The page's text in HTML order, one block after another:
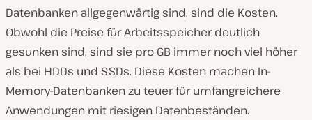
Datenbanken allgegenwärtig sind, sind die Kosten.
Obwohl die Preise für Arbeitsspeicher deutlich
gesunken sind, sind sie pro GB immer noch viel höher
als bei HDDs und SSDs. Diese Kosten machen In-
Memory-Datenbanken zu teuer für umfangreichere
Anwendungen mit riesigen Datenbeständen.